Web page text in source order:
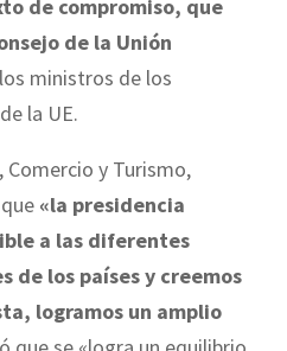
de compromiso, que
de la Unión
ministros de los
la UE.
y Turismo,
«la presidencia
a las diferentes
de los países y creemos
logramos un amplio